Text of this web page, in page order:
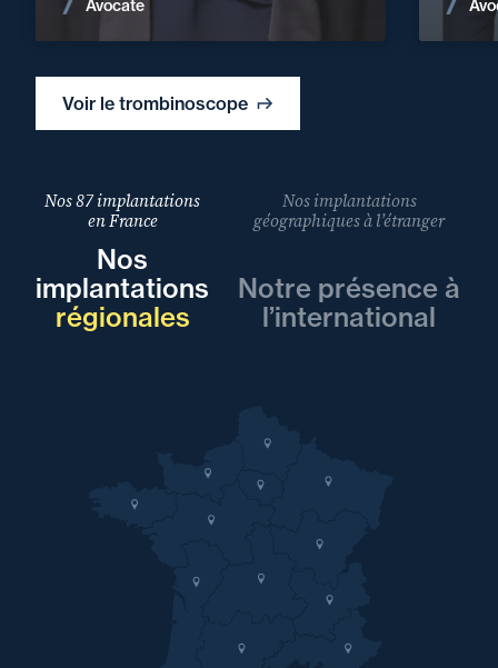
Voir le trombinoscope
Avocate
Nos 87 implantations
en France
Nos
implantations
régionales
Nos implantations
géographiques à l’étranger
Notre présence à
l’international